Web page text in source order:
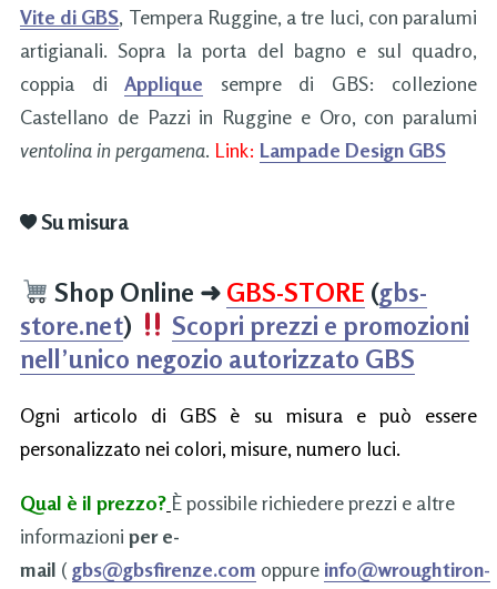
Vite di GBS, Tempera Ruggine, a tre luci, con paralumi
artigianali. Sopra la porta del bagno e sul quadro,
coppia di Applique sempre di GBS: collezione
Castellano de Pazzi in Ruggine e Oro, con paralumi
ventolina in pergamena. Link: Lampade Design GBS
Su misura
Shop Online ➜ GBS-STORE (gbs-
store.net)
Scopri prezzi e promozioni
nell’unico negozio autorizzato GBS
Ogni articolo di GBS è su misura e può essere
personalizzato nei colori, misure, numero luci.
Qual è il prezzo? È possibile richiedere prezzi e altre
informazioni per e-
mail ( gbs@gbsfirenze.com oppure info@wroughtiron-